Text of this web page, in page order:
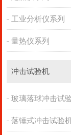
工业分析仪系列
量热仪系列
冲击试验机
玻璃落球冲击试
落锤式冲击试验